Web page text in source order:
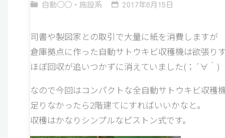
自動○○・施設系 2017年6月15日
司書や製図家との取引で大量に紙を消費しますが
倉庫拠点に作った自動サトウキビ収穫機は欲張り
ほぼ回収が追いつかずに消えていました(；´∀｀)
なので今回はコンパクトな全自動サトウキビ収穫
足りなかったら2階建てにすればいいかなと。
収穫はかなりシンプルなピストン式です。